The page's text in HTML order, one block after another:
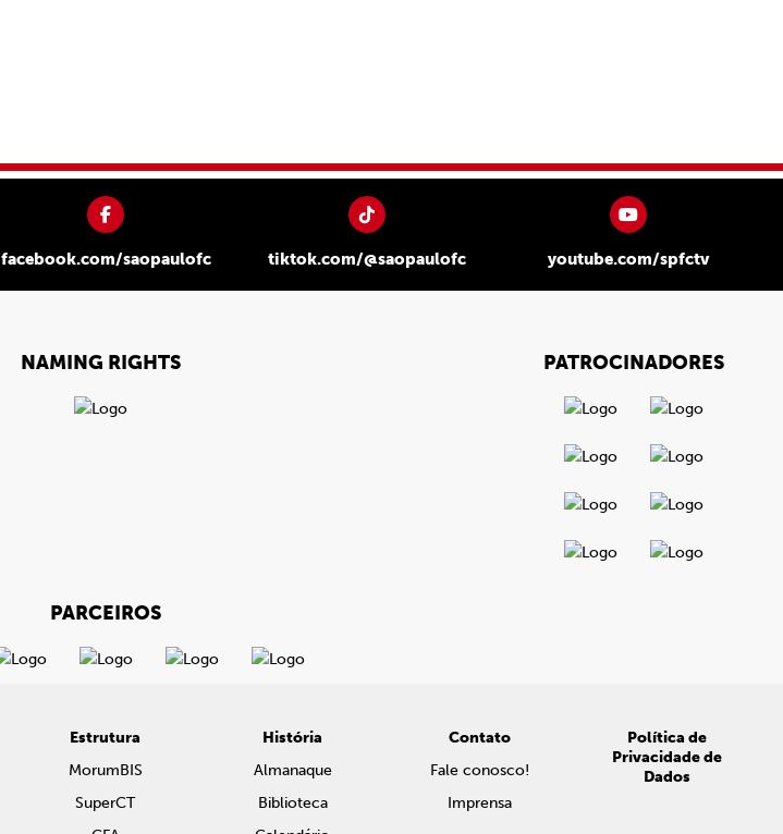
facebook.com/saopaulofc tiktok.com/@saopaulofc youtube.com/spfctv
NAMING RIGHTS PATROCINADORES
PARCEIROS
Estrutura
MorumBIS
SuperCT
História
Almanaque
Biblioteca
Contato
Fale conosco!
Imprensa
Política de
Privacidade de
Dados